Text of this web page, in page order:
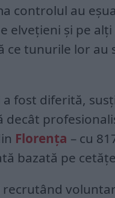
controlul au
elvețieni și pe
ce tunurile lor
fost diferită,
Florența – cu
bazată pe